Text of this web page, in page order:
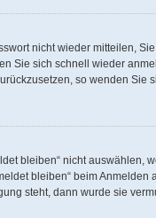
nicht wieder mitteilen,
Sie sich schnell wieder
so wenden Sie
bleiben“ nicht
bleiben“ beim
steht, dann wurde sie